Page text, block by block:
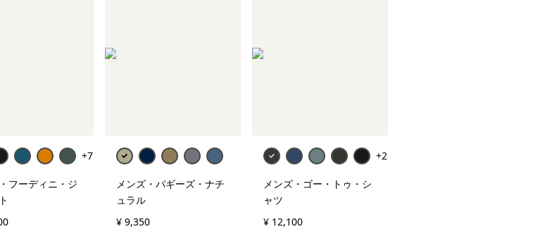
+7
フーディニ・ジ
メンズ・バギーズ・ナチ
ュラル
¥ 9,350
+2
メンズ・ゴー・トゥ・シ
ャツ
¥ 12,100